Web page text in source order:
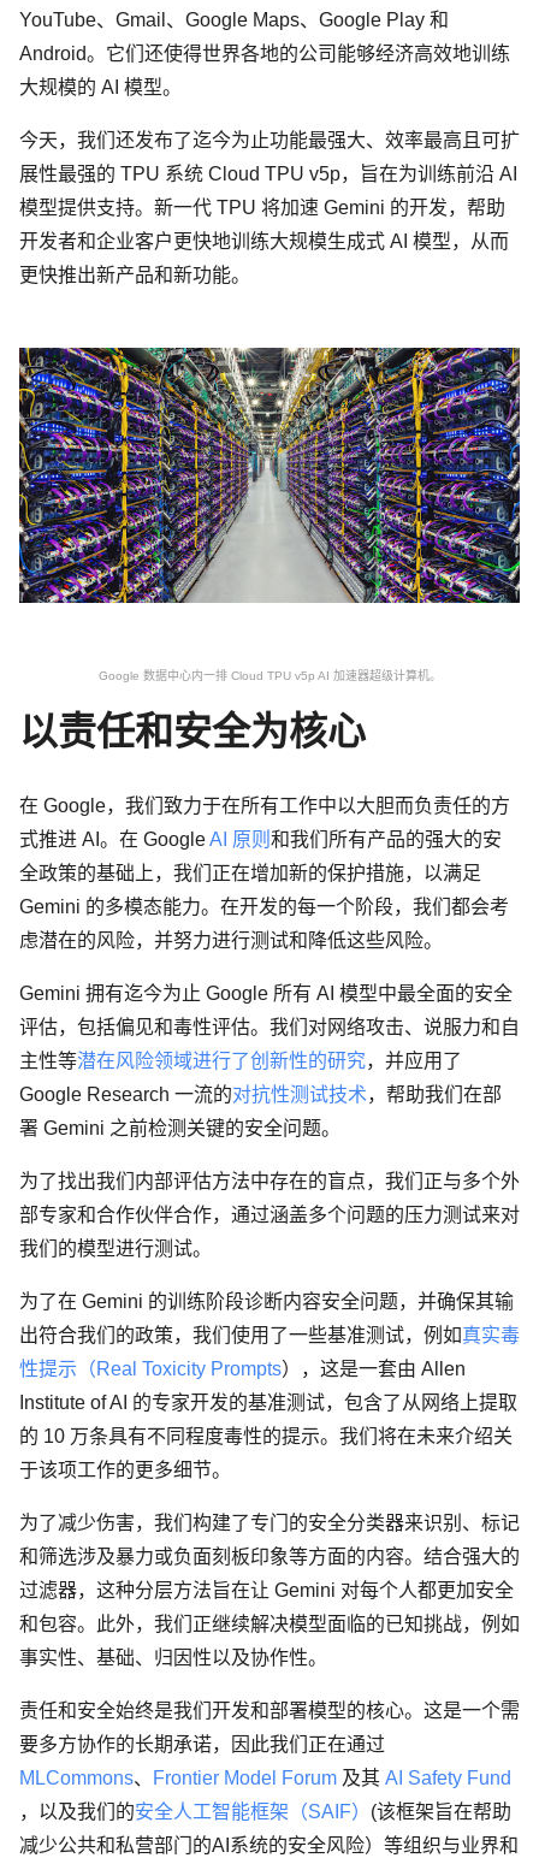
YouTube、Gmail、Google Maps、Google Play 和
Android。它们还使得世界各地的公司能够经济高效地训练
大规模的 AI 模型。
今天，我们还发布了迄今为止功能最强大、效率最高且可扩
展性最强的 TPU 系统 Cloud TPU v5p，旨在为训练前沿 AI
模型提供支持。新一代 TPU 将加速 Gemini 的开发，帮助
开发者和企业客户更快地训练大规模生成式 AI 模型，从而
更快推出新产品和新功能。
Google 数据中心内一排 Cloud TPU v5p AI 加速器超级计算机。
以责任和安全为核心
在 Google，我们致力于在所有工作中以大胆而负责任的方
式推进 AI。在 GoogleAI 原则 和我们所有产品的强大的安
全政策的基础上，我们正在增加新的保护措施，以满足
Gemini 的多模态能力。在开发的每一个阶段，我们都会考
虑潜在的风险，并努力进行测试和降低这些风险。
Gemini 拥有迄今为止 Google 所有 AI 模型中最全面的安全
评估，包括偏见和毒性评估。我们对网络攻击、说服力和自
主性等潜在风险领域进行了创新性的研究，并应用了
Google Research 一流的对抗性测试技术，帮助我们在部
署 Gemini 之前检测关键的安全问题。
为了找出我们内部评估方法中存在的盲点，我们正与多个外
部专家和合作伙伴合作，通过涵盖多个问题的压力测试来对
我们的模型进行测试。
为了在 Gemini 的训练阶段诊断内容安全问题，并确保其输
出符合我们的政策，我们使用了一些基准测试，例如真实毒
性提示（Real Toxicity Prompts），这是一套由 Allen
Institute of AI 的专家开发的基准测试，包含了从网络上提取
的 10 万条具有不同程度毒性的提示。我们将在未来介绍关
于该项工作的更多细节。
为了减少伤害，我们构建了专门的安全分类器来识别、标记
和筛选涉及暴力或负面刻板印象等方面的内容。结合强大的
过滤器，这种分层方法旨在让 Gemini 对每个人都更加安全
和包容。此外，我们正继续解决模型面临的已知挑战，例如
事实性、基础、归因性以及协作性。
责任和安全始终是我们开发和部署模型的核心。这是一个需
要多方协作的长期承诺，因此我们正在通过
MLCommons、 Frontier Model Forum 及其 AI Safety Fund
，以及我们的安全人工智能框架（SAIF） (该框架旨在帮助
减少公共和私营部门的AI系统的安全风险）等组织与业界和